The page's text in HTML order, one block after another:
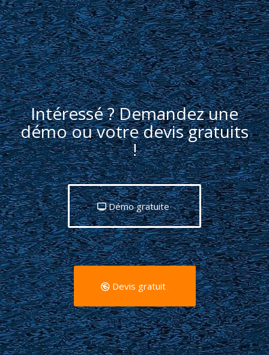
Intéressé ? Demandez une
démo ou votre devis gratuits
!
Démo gratuite
Devis gratuit